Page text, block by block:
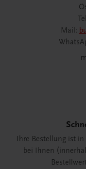
Mail:
Ihre Bestellung ist in
bei Ihnen